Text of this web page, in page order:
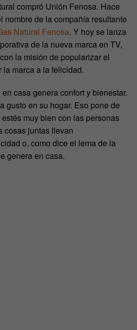
compró Unión Fenosa. Hace
nombre de la compañía resultante
Natural Fenosa. Y hoy se lanza
de la nueva marca en TV,
la misión de popularizar el
marca a la felicidad.
casa genera confort y bienestar.
gusto en su hogar. Eso pone de
muy bien con las personas
cosas juntas llevan
o, como dice el lema de la
genera en casa.